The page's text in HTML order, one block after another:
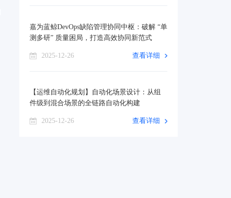
嘉为蓝鲸DevOps缺陷管理协同中枢：破解 “单
测多研” 质量困局，打造高效协同新范式
2025-12-26 查看详细
【运维自动化规划】自动化场景设计：从组
件级到混合场景的全链路自动化构建
2025-12-26 查看详细